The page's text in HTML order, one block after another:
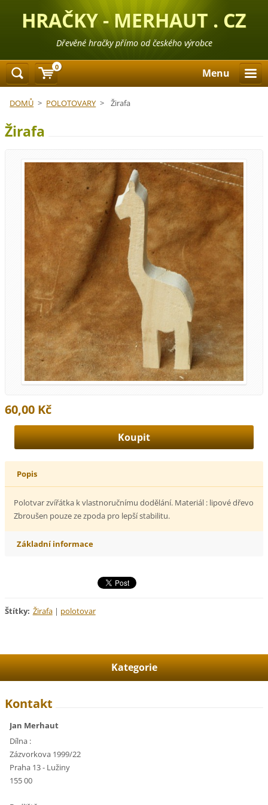
HRAČKY - MERHAUT . CZ
Dřevěné hračky přímo od českého výrobce
Menu
DOMŮ > POLOTOVARY > Žirafa
Žirafa
60,00 Kč
Popis
Polotvar zvířátka k vlastnoručnímu dodělání. Materiál : lipové dřevo
Zbroušen pouze ze zpoda pro lepší stabilitu.
Základní informace
Štítky: Žirafa | polotovar
Kategorie
Kontakt
Jan Merhaut
Dílna :
Zázvorkova 1999/22
Praha 13 - Lužiny
155 00
0